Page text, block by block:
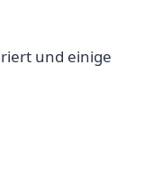
und einige